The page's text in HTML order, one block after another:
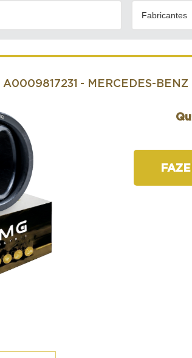
Fabricantes
A0009817231 - MERCEDES-BENZ